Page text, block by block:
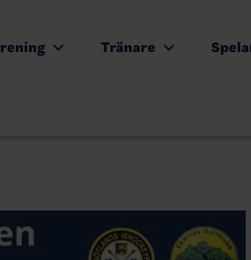
Tränare